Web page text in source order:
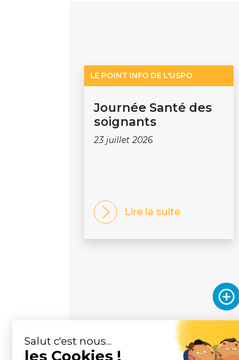
LE POINT INFO DE L'USPO
Journée Santé des
soignants
23 juillet 2026
Lire la suite